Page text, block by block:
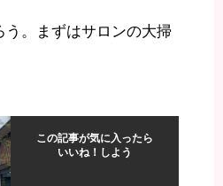
う。まずはサロンの大掃
この記事が気に入ったら
いいね！しよう